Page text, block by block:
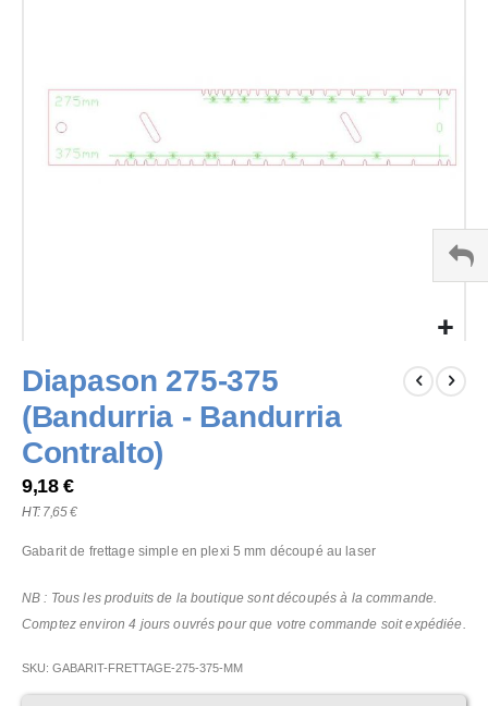
to
beginning
of
the
images
gallery
Diapason 275-375
(Bandurria - Bandurria
Contralto)
9,18 €
7,65 €
Gabarit de frettage simple en plexi 5 mm découpé au laser
NB : Tous les produits de la boutique sont découpés à la commande.
Comptez environ 4 jours ouvrés pour que votre commande soit expédiée.
SKU GABARIT-FRETTAGE-275-375-MM